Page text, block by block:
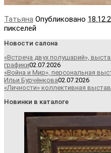
Татьяна Опубликовано
пикселей
Новости салона
«Встреча двух полушарий»,
графики02.07.2026
«Война и Мир», персональная
Ильи Бурчёнкова02.07.2026
«Личности» коллективная
Новинки в каталоге